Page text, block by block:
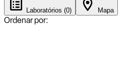
Laboratórios (0) Mapa
Ordenar por: